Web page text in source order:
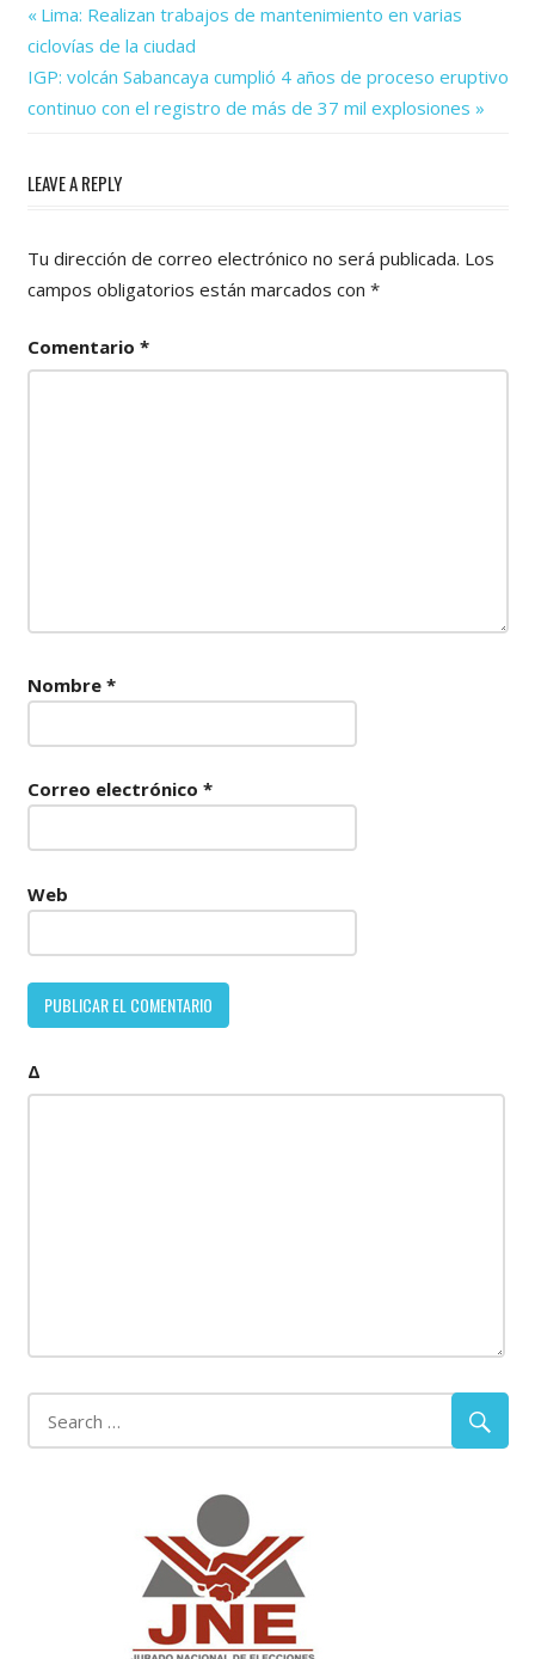
Navegación
de
entradas
Previous
Post:
Lima: Realizan trabajos de mantenimiento en varias
ciclovías de la ciudad
Next
Post:
IGP: volcán Sabancaya cumplió 4 años de proceso eruptivo
continuo con el registro de más de 37 mil explosiones
LEAVE A REPLY
Tu dirección de correo electrónico no será publicada. Los
campos obligatorios están marcados con *
Comentario *
Nombre *
Correo electrónico *
Web
Δ